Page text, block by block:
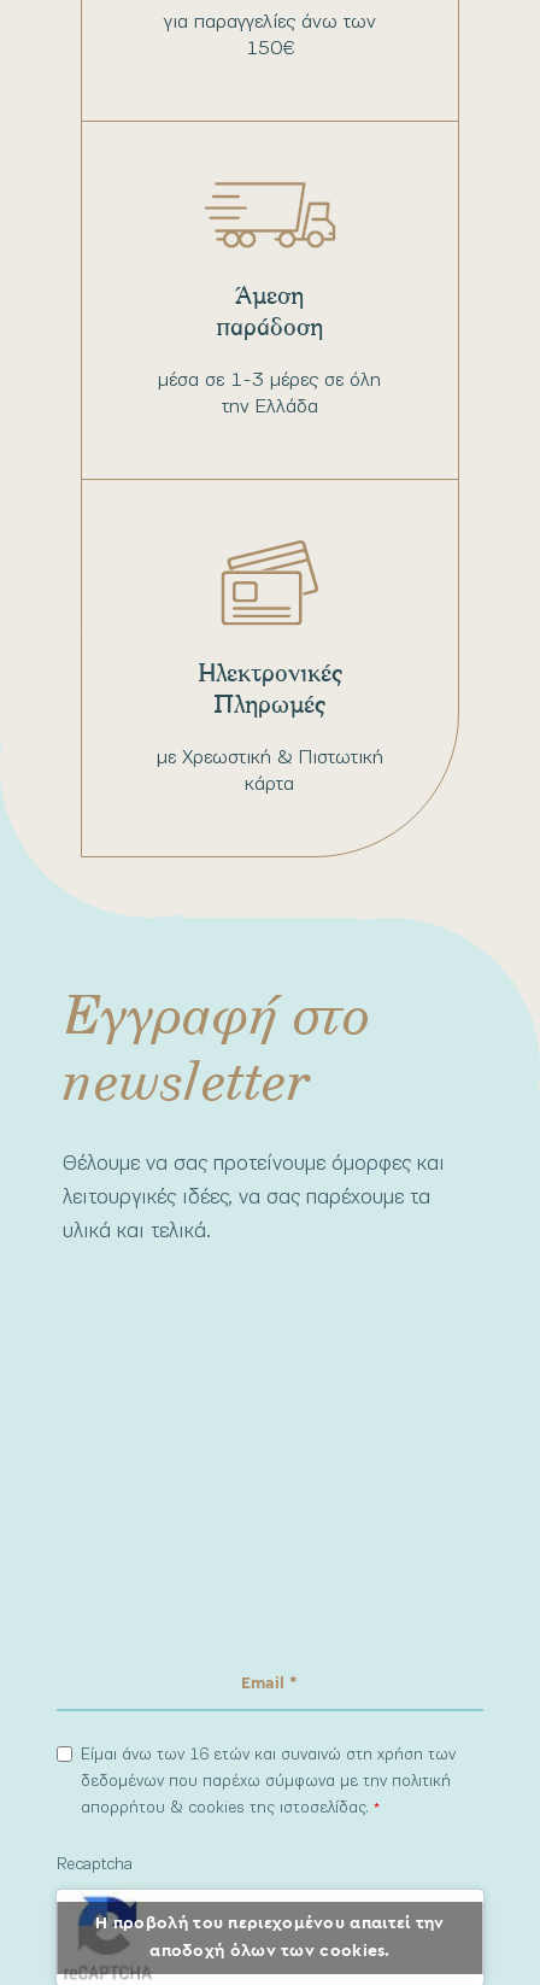
για παραγγελίες άνω των
150€
μέσα σε 1-3 μέρες σε όλη
την Ελλάδα
Άμεση
παράδοση
με Χρεωστική & Πιστωτική
κάρτα
Ηλεκτρονικές
Πληρωμές
Εγγραφή στο
newsletter
Θέλουμε να σας προτείνουμε όμορφες και
λειτουργικές ιδέες, να σας παρέχουμε τα
υλικά και τελικά.
Είμαι άνω των 16 ετών και συναινώ στη χρήση των
δεδομένων που παρέχω σύμφωνα με την πολιτική
απορρήτου & cookies της ιστοσελίδας.*
Recaptcha
Η προβολή του περιεχομένου απαιτεί την
αποδοχή όλων των cookies.